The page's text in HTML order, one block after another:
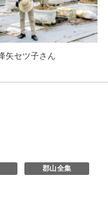
セツ子さん
郡山全集